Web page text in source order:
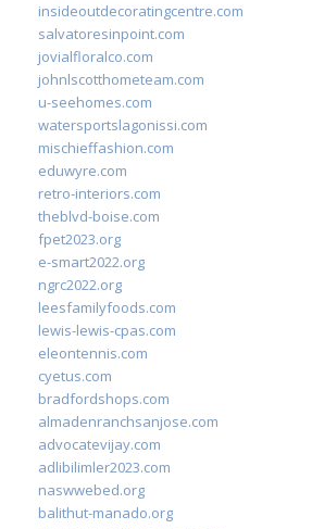
insideoutdecoratingcentre.com
salvatoresinpoint.com
jovialfloralco.com
johnlscotthometeam.com
u-seehomes.com
watersportslagonissi.com
mischieffashion.com
eduwyre.com
retro-interiors.com
theblvd-boise.com
fpet2023.org
e-smart2022.org
ngrc2022.org
leesfamilyfoods.com
lewis-lewis-cpas.com
eleontennis.com
cyetus.com
bradfordshops.com
almadenranchsanjose.com
advocatevijay.com
adlibilimler2023.com
naswwebed.org
balithut-manado.org